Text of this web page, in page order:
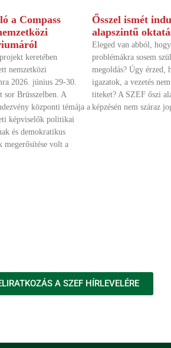
a Compass
keretében
nemzetközi
2026. június 29-30.
sor Brüsszelben. A
központi témája a
képviselők politikai
és demokratikus
megerősítése volt a
Ősszel ismét
alapszintű
Eleged van abból,
problémákra sosem
megoldás? Úgy érzed,
igazatok, a vezetés
titeket? A SZEF őszi
képzésén nem száraz
A SZEF HÍRLEVELÉRE